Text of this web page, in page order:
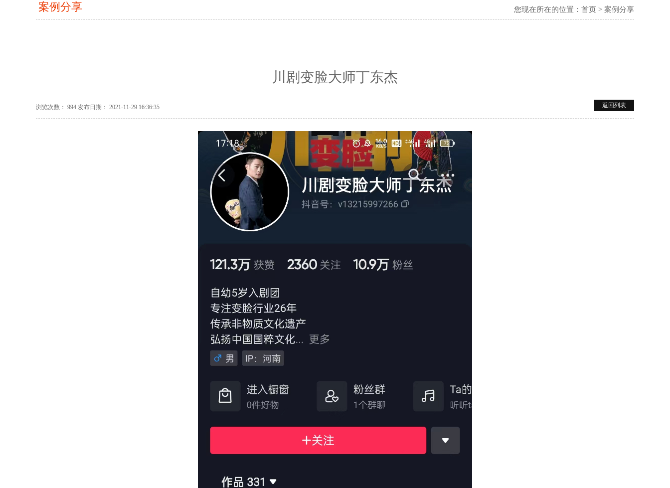
案例分享 您现在所在的位置： 首页 > 案例分享
川剧变脸大师丁东杰
浏览次数： 994 发布日期： 2021-11-29 16:36:35 返回列表